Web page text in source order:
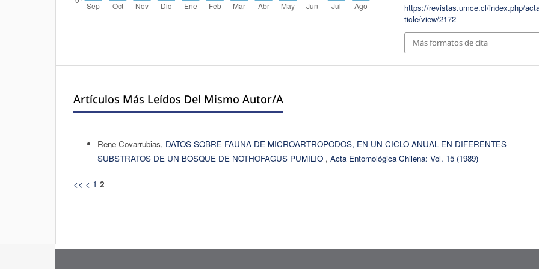
https://revistas.umce.cl/index.php/
ticle/view/2172
Más formatos de cita
Artículos Más Leídos Del Mismo Autor/a
Rene Covarrubias, DATOS SOBRE FAUNA DE MICROARTROPODOS, EN UN CICLO ANUAL EN DIFERENTES
SUBSTRATOS DE UN BOSQUE DE NOTHOFAGUS PUMILIO , Acta Entomológica Chilena: Vol. 15 (1989)
<< < 1 2